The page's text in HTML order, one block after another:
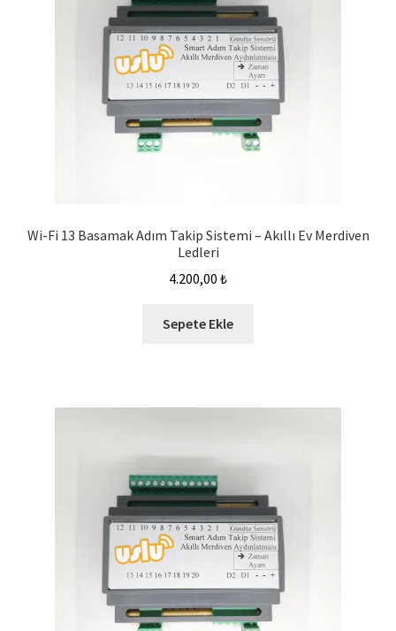
Wi-Fi 13 Basamak Adım Takip Sistemi – Akıllı Ev Merdiven
Ledleri
4.200,00 ₺
Sepete Ekle